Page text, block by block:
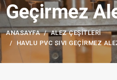
Geçirmez
ANASAYFA
ALEZ ÇEŞITLERI
HAVLU PVC SIVI GEÇIRMEZ